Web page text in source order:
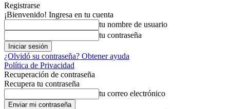
Registrarse
¡Bienvenido! Ingresa en tu cuenta
tu nombre de usuario
tu contraseña
¿Olvidó su contraseña? Obtener ayuda
Política de Privacidad
Recuperación de contraseña
Recupera tu contraseña
tu correo electrónico